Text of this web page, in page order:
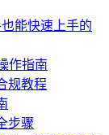
能快速上手的
作指南
规教程
步骤